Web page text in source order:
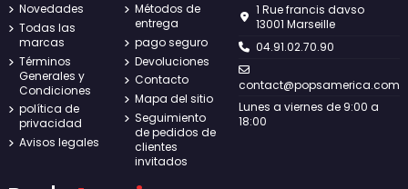
Novedades
Todas las
marcas
Términos
Generales y
Condiciones
política de
privacidad
Avisos legales
Métodos de
entrega
pago seguro
Devoluciones
Contacto
Mapa del sitio
Seguimiento
de pedidos de
clientes
invitados
1 Rue francis davso
13001 Marseille
04.91.02.70.90
contact@popsamerica.com
Lunes a viernes de 9:00 a
18:00